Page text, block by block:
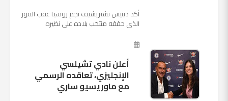
أكد دينيس تشيريشيف نجم روسيا عقب الفوز
الذي حققه منتخب بلاده على نظيره
كأس العالم بأنه تدرب على هد...
أعلن نادي تشيلسي
الإنجليزي، تعاقده الرسمي
مع ماوريسيو ساري